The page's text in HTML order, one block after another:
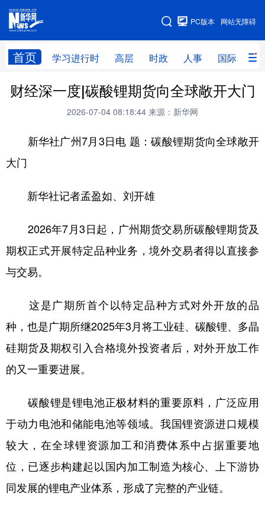
网站无障碍
PC版本
首页 学习进行时 高层 时政 人事 国际 财
网站地图
学习进行时 高层 时政 人事
财经 网评
台湾 思客智库 全球连线 教育
文化 书画
中央文件 金融
城市 旅游 能源 会展
公益
地方频道
北京 天津 河北 山西
辽宁 吉林 上海 江苏
财经深一度|碳酸锂期货向全球敞开大门
2026-07-04 08:18:44 来源：新华网
新华社广州7月3日电 题：碳酸锂期货向全球敞开
大门
新华社记者孟盈如、刘开雄
2026年7月3日起，广州期货交易所碳酸锂期货及
期权正式开展特定品种业务，境外交易者得以直接参
与交易。
这是广期所首个以特定品种方式对外开放的品
种，也是广期所继2025年3月将工业硅、碳酸锂、多晶
硅期货及期权引入合格境外投资者后，对外开放工作
的又一重要进展。
碳酸锂是锂电池正极材料的重要原料，广泛应用
于动力电池和储能电池等领域。我国锂资源进口规模
较大，在全球锂资源加工和消费体系中占据重要地
位，已逐步构建起以国内加工制造为核心、上下游协
同发展的锂电产业体系，形成了完整的产业链。